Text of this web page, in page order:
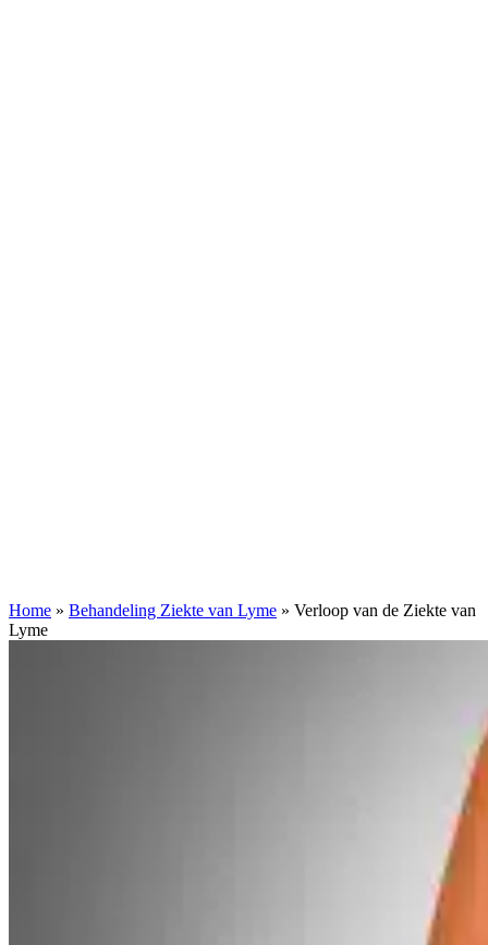
Home » Behandeling Ziekte van Lyme » Verloop van de Ziekte van
Lyme